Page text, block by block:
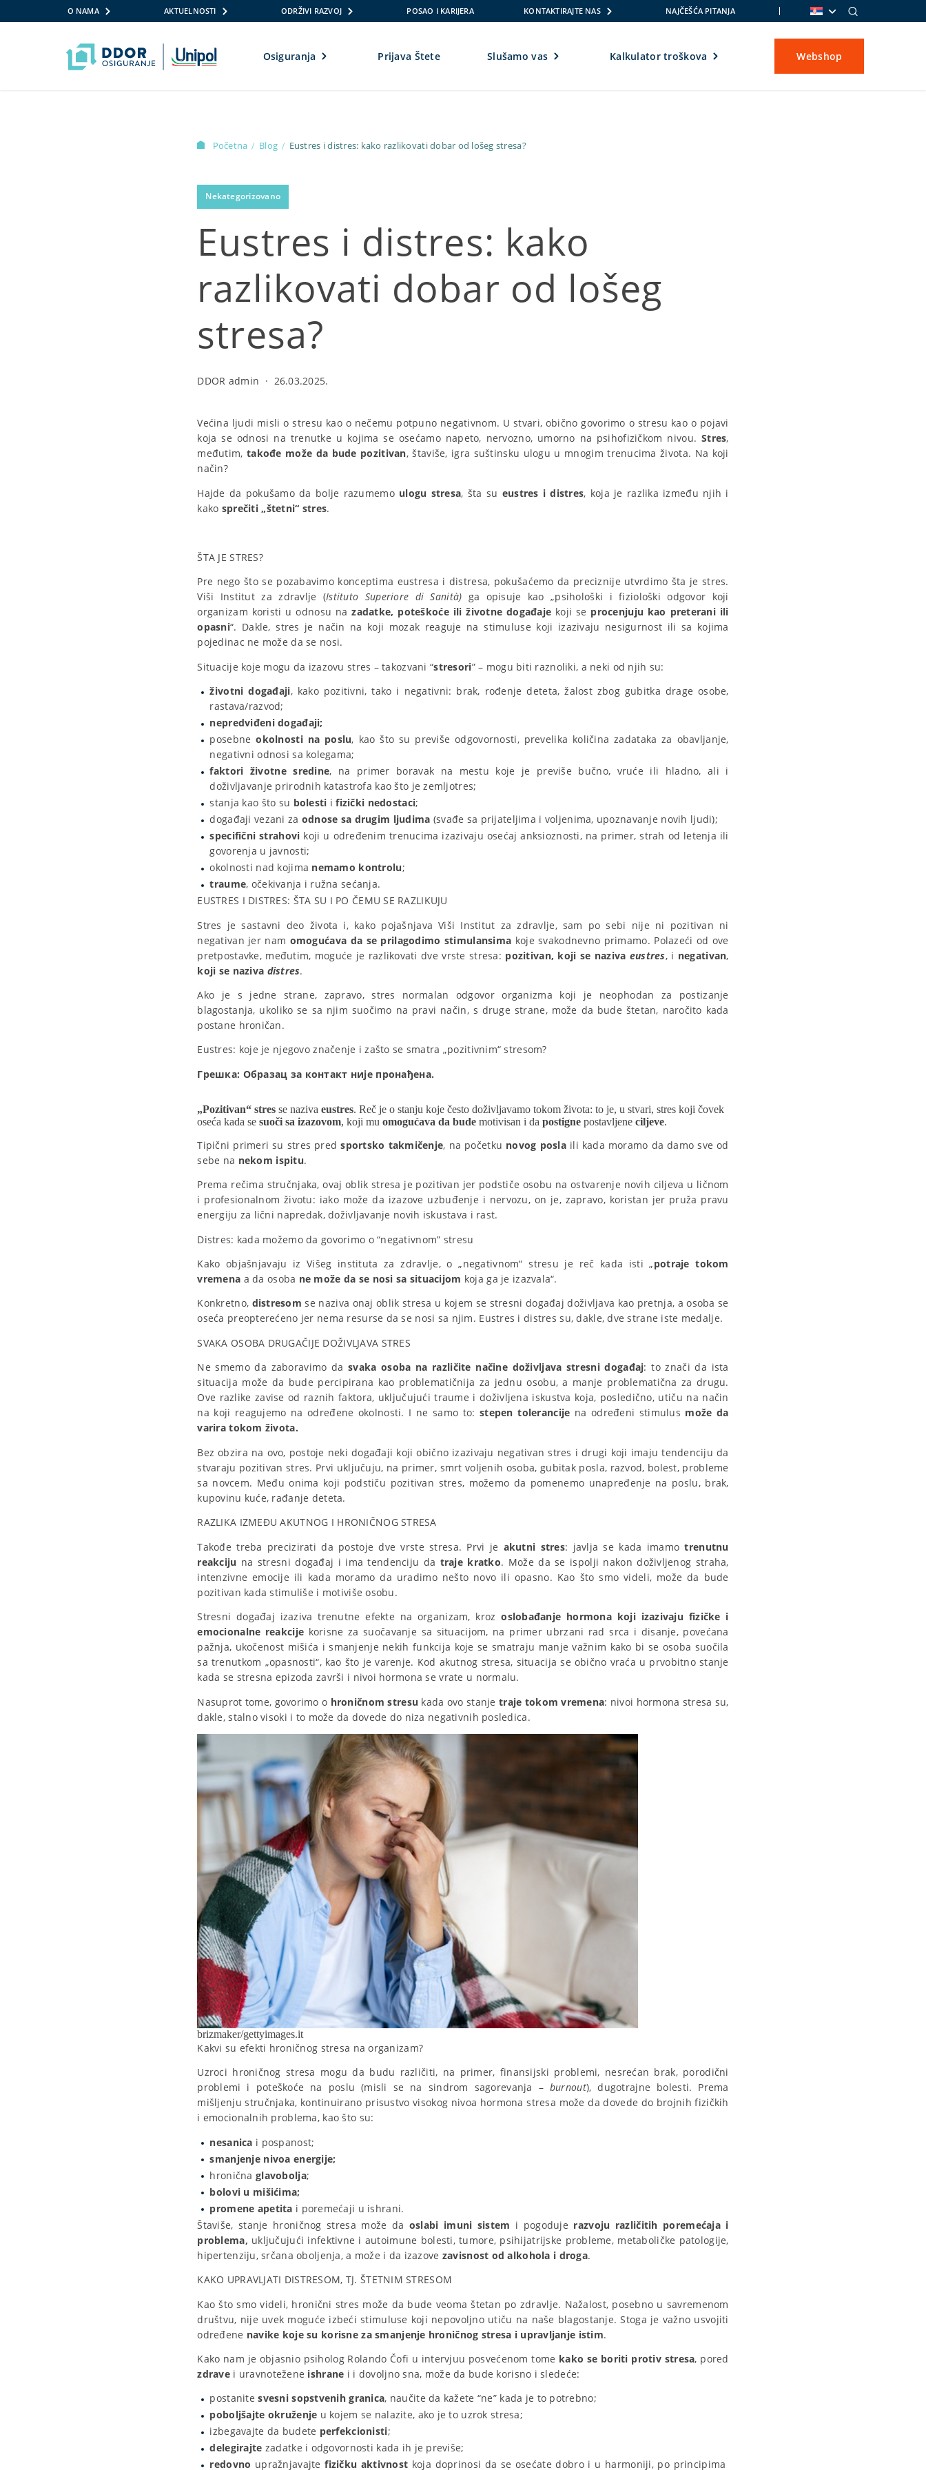
O NAMA AKTUELNOSTI ODRŽIVI RAZVOJ POSAO I KARIJERA KONTAKTIRAJTE NAS NAJČEŠĆA PITANJA
Osiguranja Prijava Štete Slušamo vas Kalkulator troškova Webshop
Početna / Blog / Eustres i distres: kako razlikovati dobar od lošeg stresa?
Nekategorizovano
Eustres i distres: kako
razlikovati dobar od lošeg
stresa?
DDOR admin · 26.03.2025.
Većina ljudi misli o stresu kao o nečemu potpuno negativnom. U stvari, obično govorimo o stresu kao o pojavi
koja se odnosi na trenutke u kojima se osećamo napeto, nervozno, umorno na psihofizičkom nivou. Stres,
međutim, takođe može da bude pozitivan, štaviše, igra suštinsku ulogu u mnogim trenucima života. Na koji
način?
Hajde da pokušamo da bolje razumemo ulogu stresa, šta su eustres i distres, koja je razlika između njih i
kako sprečiti „štetni“ stres.
ŠTA JE STRES?
Pre nego što se pozabavimo konceptima eustresa i distresa, pokušaćemo da preciznije utvrdimo šta je stres.
Viši Institut za zdravlje (Istituto Superiore di Sanità) ga opisuje kao „psihološki i fiziološki odgovor koji
organizam koristi u odnosu nazadatke, poteškoće ili životne događaje koji se procenjuju kao preterani ili
opasni“. Dakle, stres je način na koji mozak reaguje na stimuluse koji izazivaju nesigurnost ili sa kojima
pojedinac ne može da se nosi.
Situacije koje mogu da izazovu stres – takozvani “stresori” – mogu biti raznoliki, a neki od njih su:
životni događaji, kako pozitivni, tako i negativni: brak, rođenje deteta, žalost zbog gubitka drage osobe,
rastava/razvod;
nepredviđeni događaji;
posebneokolnosti na poslu, kao što su previše odgovornosti, prevelika količina zadataka za obavljanje,
negativni odnosi sa kolegama;
faktori životne sredine, na primer boravak na mestu koje je previše bučno, vruće ili hladno, ali i
doživljavanje prirodnih katastrofa kao što je zemljotres;
stanja kao što su bolesti ifizički nedostaci;
događaji vezani za odnose sa drugim ljudima (svađe sa prijateljima i voljenima, upoznavanje novih ljudi);
specifični strahovi koji u određenim trenucima izazivaju osećaj anksioznosti, na primer, strah od letenja ili
govorenja u javnosti;
okolnosti nad kojima nemamo kontrolu;
traume, očekivanja i ružna sećanja.
EUSTRES I DISTRES: ŠTA SU I PO ČEMU SE RAZLIKUJU
Stres je sastavni deo života i, kako pojašnjava Viši Institut za zdravlje, sam po sebi nije ni pozitivan ni
negativan jer nam omogućava da se prilagodimo stimulansima koje svakodnevno primamo. Polazeći od ove
pretpostavke, međutim, moguće je razlikovati dve vrste stresa: pozitivan, koji se naziva eustres, i negativan,
koji se naziva distres.
Ako je s jedne strane, zapravo, stres normalan odgovor organizma koji je neophodan za postizanje
blagostanja, ukoliko se sa njim suočimo na pravi način, s druge strane, može da bude štetan, naročito kada
postane hroničan.
Eustres: koje je njegovo značenje i zašto se smatra „pozitivnim“ stresom?
Грешка: Образац за контакт није пронађена.
„Pozitivan“ stres se nazivaeustres. Reč je o stanju koje često doživljavamo tokom života: to je, u stvari, stres koji čovek
oseća kada sesuoči sa izazovom, koji muomogućava da bude motivisan i dapostignepostavljeneciljeve.
Tipični primeri su stres predsportsko takmičenje, na početku novog poslaili kada moramo da damo sve od
sebe na nekom ispitu.
Prema rečima stručnjaka, ovaj oblik stresa je pozitivan jer podstiče osobu na ostvarenje novih ciljeva u ličnom
i profesionalnom životu: iako može da izazove uzbuđenje i nervozu, on je, zapravo, koristan jer pruža pravu
energiju za lični napredak, doživljavanje novih iskustava i rast.
Distres: kada možemo da govorimo o “negativnom” stresu
Kako objašnjavaju iz Višeg instituta za zdravlje, o „negativnom“ stresu je reč kada isti „potraje tokom
vremena a da osoba ne može da se nosi sa situacijom koja ga je izazvala“.
Konkretno, distresom se naziva onaj oblik stresa u kojem se stresni događaj doživljava kao pretnja, a osoba se
oseća preopterećeno jer nema resurse da se nosi sa njim. Eustres i distres su, dakle, dve strane iste medalje.
SVAKA OSOBA DRUGAČIJE DOŽIVLJAVA STRES
Ne smemo da zaboravimo dasvaka osoba na različite načine doživljava stresni događaj: to znači da ista
situacija može da bude percipirana kao problematičnija za jednu osobu, a manje problematična za drugu.
Ove razlike zavise od raznih faktora, uključujući traume i doživljena iskustva koja, posledično, utiču na način
na koji reagujemo na određene okolnosti. I ne samo to:stepen tolerancije na određeni stimulus može da
varira tokom života.
Bez obzira na ovo, postoje neki događaji koji obično izazivaju negativan stres i drugi koji imaju tendenciju da
stvaraju pozitivan stres. Prvi uključuju, na primer, smrt voljenih osoba, gubitak posla, razvod, bolest, probleme
sa novcem. Među onima koji podstiču pozitivan stres, možemo da pomenemo unapređenje na poslu, brak,
kupovinu kuće, rađanje deteta.
RAZLIKA IZMEĐU AKUTNOG I HRONIČNOG STRESA
Takođe treba precizirati da postoje dve vrste stresa. Prvi je akutni stres: javlja se kada imamo trenutnu
reakciju na stresni događaj i ima tendenciju da traje kratko. Može da se ispolji nakon doživljenog straha,
intenzivne emocije ili kada moramo da uradimo nešto novo ili opasno. Kao što smo videli, može da bude
pozitivan kada stimuliše i motiviše osobu.
Stresni događaj izaziva trenutne efekte na organizam, krozoslobađanje hormona koji izazivaju fizičke i
emocionalne reakcije korisne za suočavanje sa situacijom, na primer ubrzani rad srca i disanje, povećana
pažnja, ukočenost mišića i smanjenje nekih funkcija koje se smatraju manje važnim kako bi se osoba suočila
sa trenutkom „opasnosti“, kao što je varenje. Kod akutnog stresa, situacija se obično vraća u prvobitno stanje
kada se stresna epizoda završi i nivoi hormona se vrate u normalu.
Nasuprot tome, govorimo o hroničnom stresu kada ovo stanje traje tokom vremena: nivoi hormona stresa su,
dakle, stalno visoki i to može da dovede do niza negativnih posledica.
brizmaker/gettyimages.it
Kakvi su efekti hroničnog stresa na organizam?
Uzroci hroničnog stresa mogu da budu različiti, na primer, finansijski problemi, nesrećan brak, porodični
problemi i poteškoće na poslu (misli se na sindrom sagorevanja – burnout), dugotrajne bolesti. Prema
mišljenju stručnjaka, kontinuirano prisustvo visokog nivoa hormona stresa može da dovede do brojnih fizičkih
i emocionalnih problema, kao što su:
nesanica i pospanost;
smanjenje nivoa energije;
hroničnaglavobolja;
bolovi u mišićima;
promene apetita i poremećaji u ishrani.
Štaviše, stanje hroničnog stresa može da oslabi imuni sistem i pogoduje razvoju različitih poremećaja i
problema, uključujući infektivne i autoimune bolesti, tumore, psihijatrijske probleme, metaboličke patologije,
hipertenziju, srčana oboljenja, a može i da izazove zavisnost od alkohola i droga.
KAKO UPRAVLJATI DISTRESOM, TJ. ŠTETNIM STRESOM
Kao što smo videli, hronični stres može da bude veoma štetan po zdravlje. Nažalost, posebno u savremenom
društvu, nije uvek moguće izbeći stimuluse koji nepovoljno utiču na naše blagostanje. Stoga je važno usvojiti
određene navike koje su korisne za smanjenje hroničnog stresa i upravljanje istim.
Kako nam je objasnio psiholog Rolando Čofi u intervjuu posvećenom tome kako se boriti protiv stresa, pored
zdravei uravnotežene ishrane i i dovoljno sna, može da bude korisno i sledeće:
postanitesvesni sopstvenih granica, naučite da kažete “ne” kada je to potrebno;
poboljšajte okruženje u kojem se nalazite, ako je to uzrok stresa;
izbegavajte da budete perfekcionisti;
delegirajte zadatke i odgovornosti kada ih je previše;
redovno upražnjavajtefizičku aktivnost koja doprinosi da se osećate dobro i u harmoniji, po principima